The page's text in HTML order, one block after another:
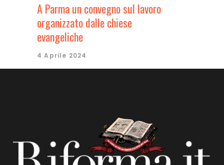
A Parma un convegno sul lavoro
organizzato dalle chiese
evangeliche
4 Aprile 2024